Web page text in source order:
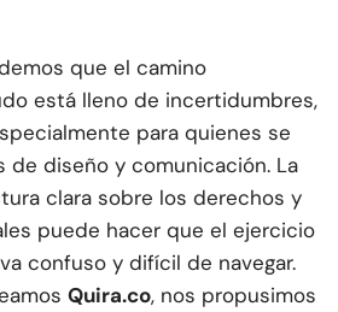
que el camino
está lleno de incertidumbres,
para quienes se
de diseño y comunicación. La
clara sobre los derechos y
puede hacer que el ejercicio
confuso y difícil de navegar.
Quira.co, nos propusimos